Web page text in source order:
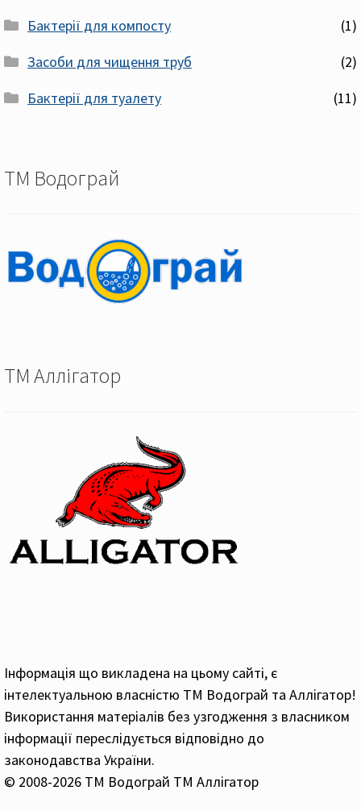
Бактерії для компосту
(1)
Засоби для чищення труб
(2)
Бактерії для туалету
(11)
ТМ Водограй
ТМ Аллігатор
Інформація що викладена на цьому сайті, є
інтелектуальною власністю ТМ Водограй та Аллігатор!
Використання матеріалів без узгодження з власником
інформації переслідується відповідно до
законодавства України.
© 2008-2026 ТМ Водограй ТМ Аллігатор